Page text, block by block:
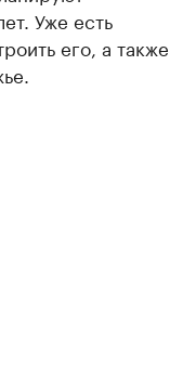
Уже есть
его, а также